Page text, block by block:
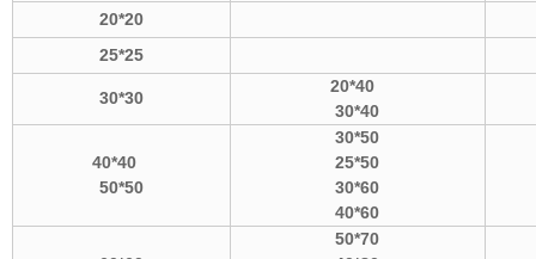
20*20
25*25
30*30
20*40
30*40
40*40
50*50
30*50
25*50
30*60
40*60
50*70